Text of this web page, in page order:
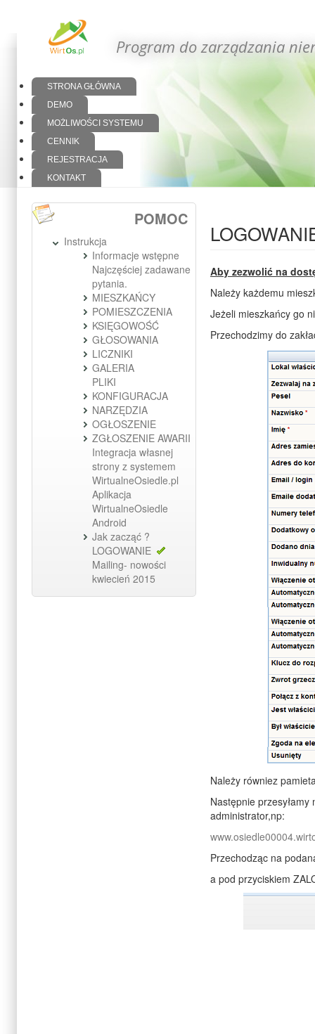
Program do zarządzania
STRONA GŁÓWNA
DEMO
MOŻLIWOŚCI SYSTEMU
CENNIK
REJESTRACJA
KONTAKT
Aby zezwolić na
Należy każdemu
Jeżeli mieszkańcy go
Przechodzimy do
Należy równiez
Następnie
administrator,np:
Przechodząc na
a pod przyciskiem
POMOC
Instrukcja
Informacje wstępne
Najczęściej zadawane
pytania.
MIESZKAŃCY
POMIESZCZENIA
KSIĘGOWOŚĆ
GŁOSOWANIA
LICZNIKI
GALERIA
PLIKI
KONFIGURACJA
NARZĘDZIA
OGŁOSZENIE
ZGŁOSZENIE AWARII
Integracja własnej
strony z systemem
WirtualneOsiedle.pl
Aplikacja
WirtualneOsiedle
Android
Jak zacząć ?
LOGOWANIE
Mailing- nowości
kwiecień 2015